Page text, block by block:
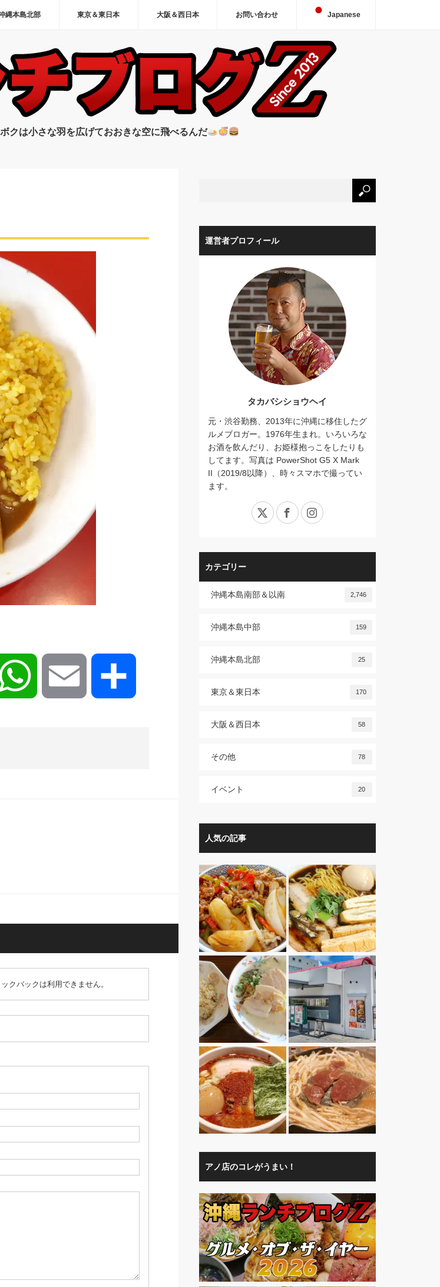
縄本島北部 東京＆東日本 大阪＆西日本 お問い合わせ Japanese
クは小さな羽を広げておおきな空に飛べるんだ
WhatsApp Email
ックバックは利用できません。
運営者プロフィール
タカバシショウヘイ
元・渋谷勤務、2013年に沖縄に移住したグ
ルメブロガー。1976年生まれ。いろいろな
お酒を飲んだり、お姫様抱っこをしたりも
してます。写真は PowerShot G5 X Mark
II（2019/8以降）、時々スマホで撮ってい
ます。
X FacebookInstagram
カテゴリー
沖縄本島南部＆以南 2,746
沖縄本島中部 159
沖縄本島北部 25
東京＆東日本 170
大阪＆西日本 58
その他 78
イベント 20
人気の記事
アノ店のコレがうまい！